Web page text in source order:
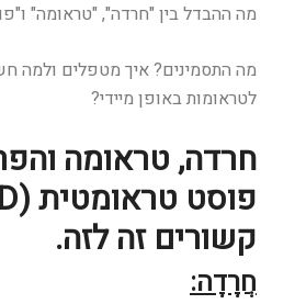
מה ההבדל בין "חרדה", "טראומה"
מה התסמינים? איך מטפלים ולמה
לטראומות באופן מיידי?
חרדה, טראומה
פוסט טראומטית (
קשורים זה לזה.
חֲרָדָה: